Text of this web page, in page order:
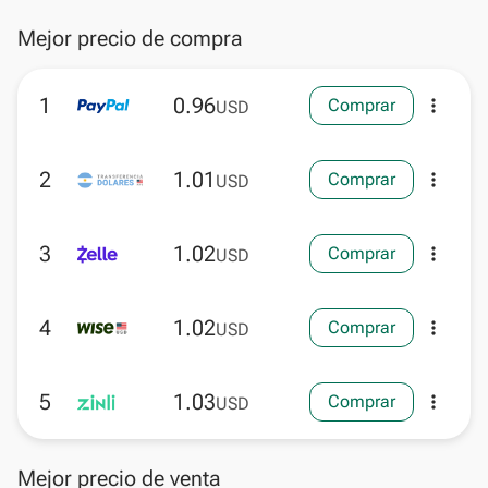
Mejor precio de compra
1 0.96USD Comprar more_vert
2 1.01 USD Comprar more_vert
3 1.02USD Comprar more_vert
4 1.02USD Comprar more_vert
5 1.03USD Comprar more_vert
Mejor precio de venta